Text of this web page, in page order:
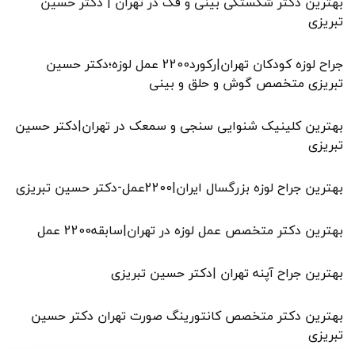
تبریزی
جراح لوزه کودکان تهران|رکورد2200 عمل لوزه؛دکتر حسین
تبریزی متخصص گوش و حلق و بینی
بهترین کلینیک شنوایی سنجی و سمعک در تهران|دکتر حسین
تبریزی
بهترین جراح لوزه بزرگسال ایران|2200عمل-دکتر حسین تبریزی
بهترین دکتر متخصص عمل لوزه در تهران|سابقه2200 عمل
بهترین جراح آپنه تهران |دکتر حسین تبریزی
بهترین دکتر متخصص کانتورینگ صورت تهران دکتر حسین
تبریزی